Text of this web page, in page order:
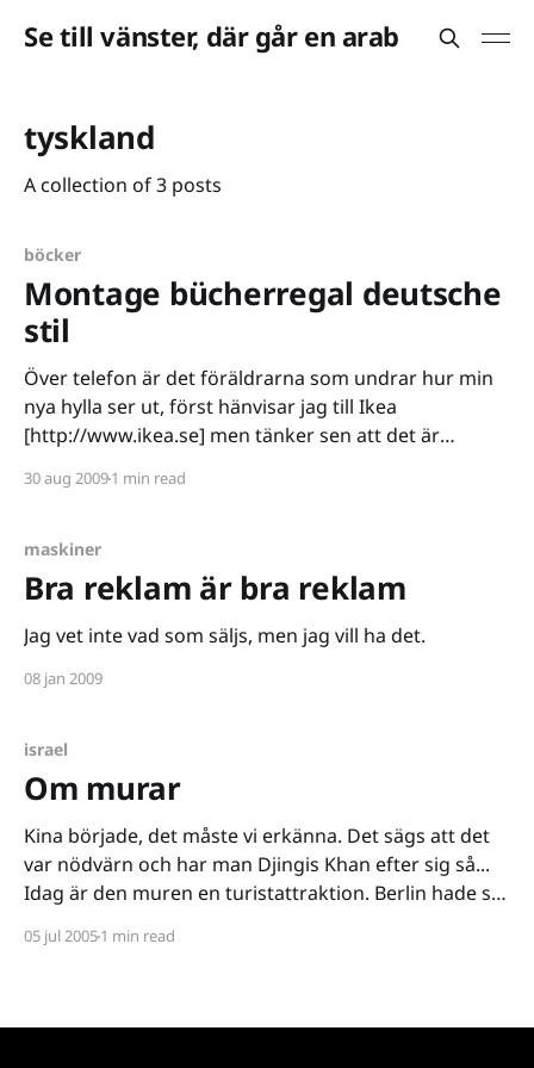
Se till vänster, där går en arab
tyskland
A collection of 3 posts
böcker
Montage bücherregal deutsche
stil
Över telefon är det föräldrarna som undrar hur min
nya hylla ser ut, först hänvisar jag till Ikea
[http://www.ikea.se] men tänker sen att det är
sätta ihop lite videos och filmklipp, varför inte börja
30 aug 20091 min read
maskiner
Bra reklam är bra reklam
Jag vet inte vad som säljs, men jag vill ha det.
08 jan 2009
israel
Om murar
Kina började, det måste vi erkänna. Det sägs att det
var nödvärn och har man Djingis Khan efter sig så...
Idag är den muren en turistattraktion. Berlin hade sin
under det kalla kriget, när jag ser bilderna på hur den
05 jul 20051 min read